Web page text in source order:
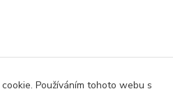
Používáním tohoto webu s